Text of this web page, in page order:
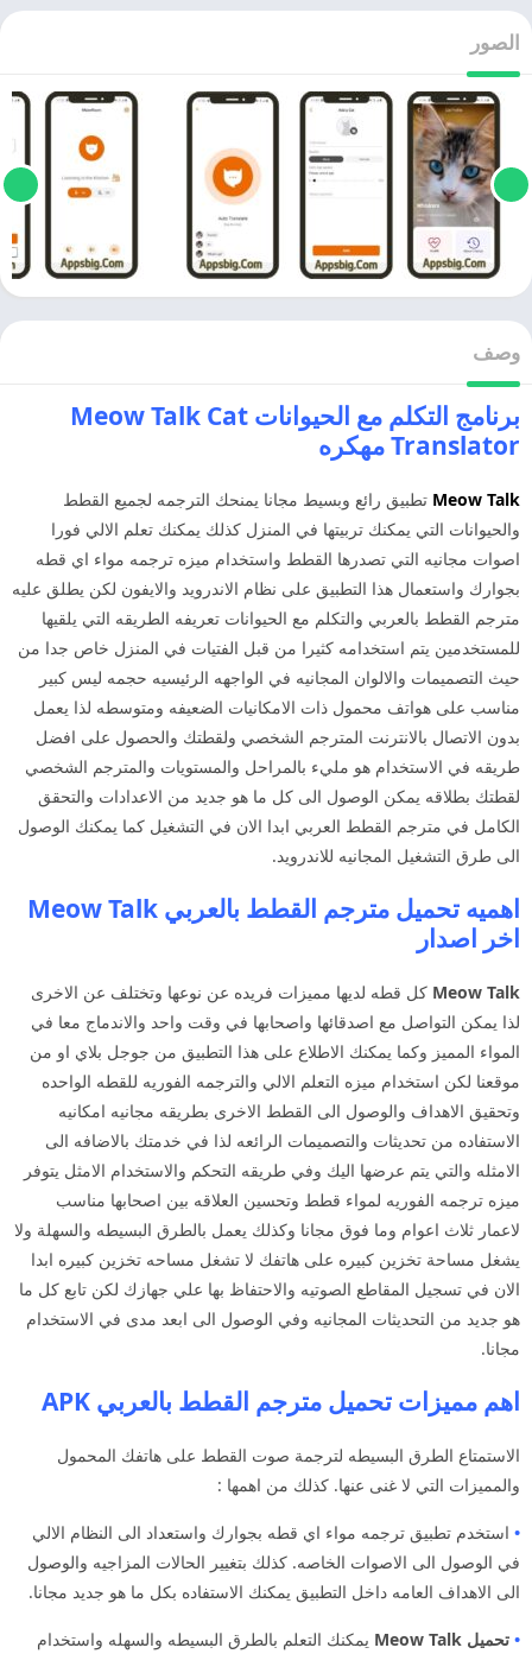
الصور
وصف
برنامج التكلم مع الحيوانات Meow Talk Cat
Translator مهكره
Meow Talk تطبيق رائع وبسيط مجانا يمنحك الترجمه لجميع القطط
والحيوانات التي يمكنك تربيتها في المنزل كذلك يمكنك تعلم الالي فورا
اصوات مجانيه التي تصدرها القطط واستخدام ميزه ترجمه مواء اي قطه
بجوارك واستعمال هذا التطبيق على نظام الاندرويد والايفون لكن يطلق عليه
مترجم القطط بالعربي والتكلم مع الحيوانات تعريفه الطريقه التي يلقيها
للمستخدمين يتم استخدامه كثيرا من قبل الفتيات في المنزل خاص جدا من
حيث التصميمات والالوان المجانيه في الواجهه الرئيسيه حجمه ليس كبير
مناسب على هواتف محمول ذات الامكانيات الضعيفه ومتوسطه لذا يعمل
بدون الاتصال بالانترنت المترجم الشخصي ولقطتك والحصول على افضل
طريقه في الاستخدام هو مليء بالمراحل والمستويات والمترجم الشخصي
لقطتك بطلاقه يمكن الوصول الى كل ما هو جديد من الاعدادات والتحقق
الكامل في مترجم القطط العربي ابدا الان في التشغيل كما يمكنك الوصول
الى طرق التشغيل المجانيه للاندرويد.
اهميه تحميل مترجم القطط بالعربي Meow Talk
اخر اصدار
Meow Talk كل قطه لديها مميزات فريده عن نوعها وتختلف عن الاخرى
لذا يمكن التواصل مع اصدقائها واصحابها في وقت واحد والاندماج معا في
المواء المميز وكما يمكنك الاطلاع على هذا التطبيق من جوجل بلاي او من
موقعنا لكن استخدام ميزه التعلم الالي والترجمه الفوريه للقطه الواحده
وتحقيق الاهداف والوصول الى القطط الاخرى بطريقه مجانيه امكانيه
الاستفاده من تحديثات والتصميمات الرائعه لذا في خدمتك بالاضافه الى
الامثله والتي يتم عرضها اليك وفي طريقه التحكم والاستخدام الامثل يتوفر
ميزه ترجمه الفوريه لمواء قطط وتحسين العلاقه بين اصحابها مناسب
لاعمار ثلاث اعوام وما فوق مجانا وكذلك يعمل بالطرق البسيطه والسهلة ولا
يشغل مساحة تخزين كبيره على هاتفك لا تشغل مساحه تخزين كبيره ابدا
الان في تسجيل المقاطع الصوتيه والاحتفاظ بها علي جهازك لكن تابع كل ما
هو جديد من التحديثات المجانيه وفي الوصول الى ابعد مدى في الاستخدام
مجانا.
اهم مميزات تحميل مترجم القطط بالعربي APK
الاستمتاع الطرق البسيطه لترجمة صوت القطط على هاتفك المحمول
والمميزات التي لا غنى عنها. كذلك من اهمها :
• استخدم تطبيق ترجمه مواء اي قطه بجوارك واستعداد الى النظام الالي
في الوصول الى الاصوات الخاصه. كذلك بتغيير الحالات المزاجيه والوصول
الى الاهداف العامه داخل التطبيق يمكنك الاستفاده بكل ما هو جديد مجانا.
• تحميل Meow Talk يمكنك التعلم بالطرق البسيطه والسهله واستخدام